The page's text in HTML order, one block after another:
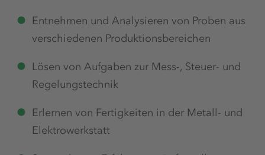
Entnehmen und Analysieren von Proben aus
verschiedenen Produktionsbereichen
Lösen von Aufgaben zur Mess-, Steuer- und
Regelungstechnik
Erlernen von Fertigkeiten in der Metall- und
Elektrowerkstatt